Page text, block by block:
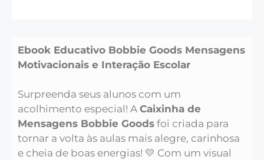
Ebook Educativo Bobbie Goods Mensagens
Motivacionais e Interação Escolar
Surpreenda seus alunos com um
acolhimento especial! A Caixinha de
Mensagens Bobbie Goods foi criada para
tornar a volta às aulas mais alegre, carinhosa
e cheia de boas energias! 💛 Com um visual